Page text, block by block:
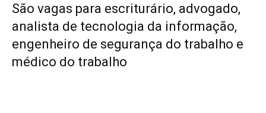
São vagas para escriturário, advogado,
analista de tecnologia da informação,
engenheiro de segurança do trabalho e
médico do trabalho